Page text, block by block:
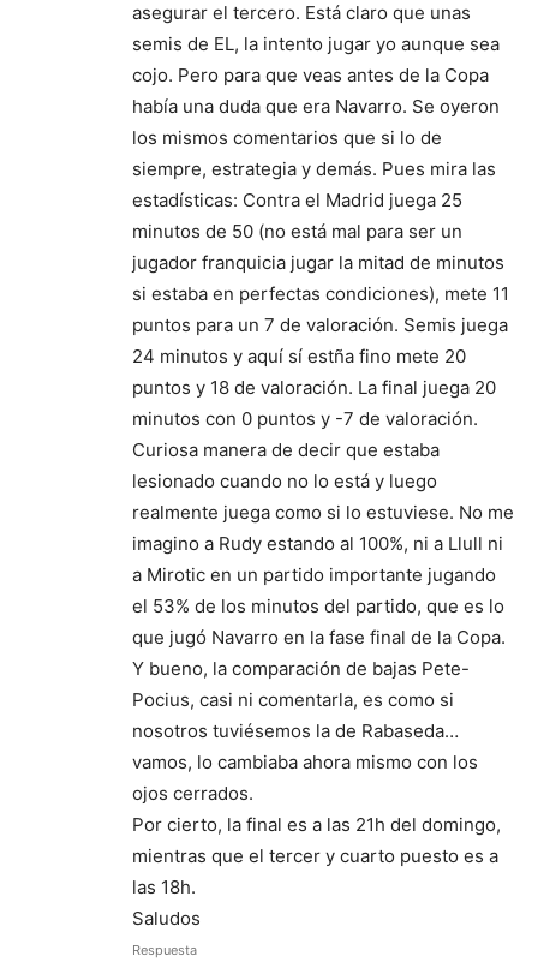
asegurar el tercero. Está claro que unas
semis de EL, la intento jugar yo aunque sea
cojo. Pero para que veas antes de la Copa
había una duda que era Navarro. Se oyeron
los mismos comentarios que si lo de
siempre, estrategia y demás. Pues mira las
estadísticas: Contra el Madrid juega 25
minutos de 50 (no está mal para ser un
jugador franquicia jugar la mitad de minutos
si estaba en perfectas condiciones), mete 11
puntos para un 7 de valoración. Semis juega
24 minutos y aquí sí estña fino mete 20
puntos y 18 de valoración. La final juega 20
minutos con 0 puntos y -7 de valoración.
Curiosa manera de decir que estaba
lesionado cuando no lo está y luego
realmente juega como si lo estuviese. No me
imagino a Rudy estando al 100%, ni a Llull ni
a Mirotic en un partido importante jugando
el 53% de los minutos del partido, que es lo
que jugó Navarro en la fase final de la Copa.
Y bueno, la comparación de bajas Pete-
Pocius, casi ni comentarla, es como si
nosotros tuviésemos la de Rabaseda…
vamos, lo cambiaba ahora mismo con los
ojos cerrados.
Por cierto, la final es a las 21h del domingo,
mientras que el tercer y cuarto puesto es a
las 18h.
Saludos
Respuesta